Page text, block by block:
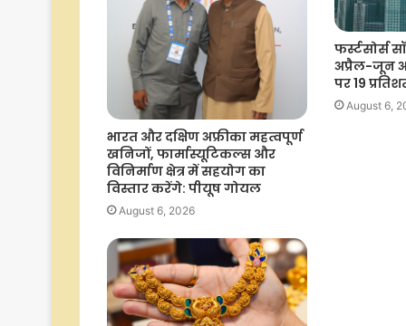
भारत और दक्षिण अफ्रीका महत्वपूर्ण
खनिजों, फार्मास्यूटिकल्स और
विनिर्माण क्षेत्र में सहयोग का
विस्तार करेंगे: पीयूष गोयल
August 6, 2026
फर्स्टसोर्स
अप्रैल-जून
पर 19
August 6,